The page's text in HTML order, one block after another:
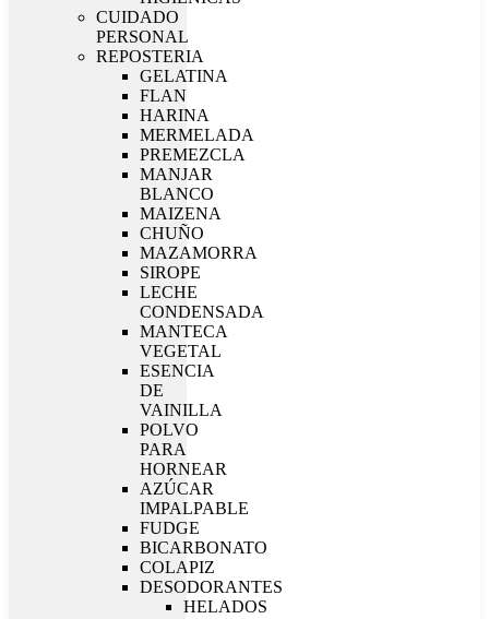
CUIDADO
PERSONAL
REPOSTERIA
GELATINA
FLAN
HARINA
MERMELADA
PREMEZCLA
MANJAR
BLANCO
MAIZENA
CHUÑO
MAZAMORRA
SIROPE
LECHE
CONDENSADA
MANTECA
VEGETAL
ESENCIA
DE
VAINILLA
POLVO
PARA
HORNEAR
AZÚCAR
IMPALPABLE
FUDGE
BICARBONATO
COLAPIZ
DESODORANTES
HELADOS